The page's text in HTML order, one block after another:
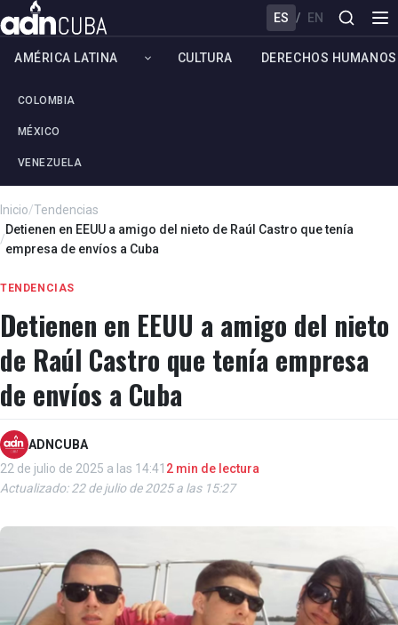
ES / EN
AMÉRICA LATINA
COLOMBIA
MÉXICO
VENEZUELA
CULTURA DERECHOS HUMANOS
Inicio/Tendencias
/
Detienen en EEUU a amigo del nieto de Raúl Castro que tenía
empresa de envíos a Cuba
TENDENCIAS
Detienen en EEUU a amigo del nieto
de Raúl Castro que tenía empresa
de envíos a Cuba
ADNCUBA
22 de julio de 2025 a las 14:41 2 min de lectura
Actualizado: 22 de julio de 2025 a las 15:27